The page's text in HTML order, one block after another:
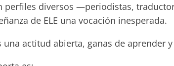
perfiles diversos —periodistas,
de ELE una vocación inesperada.
una actitud abierta, ganas de